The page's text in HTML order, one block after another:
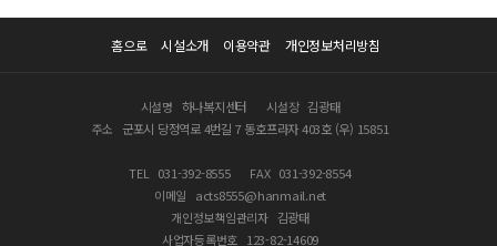
홈으로 시설소개 이용약관 개인정보처리방침
시설명 하나복지센터 시설장 김광태
주소
군포시 당정역로 4번길 7 동호프라자 403호 (우) 15851
TEL 031-392-8555 FAX 031-392-8554
이메일
acts8555@hanmail.net
개인정보책임관리자 김광태
사업자등록번호 123-82-14609